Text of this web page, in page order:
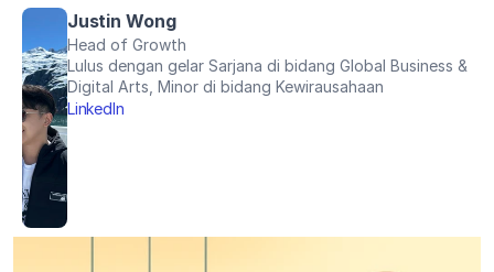
Justin Wong
Head of Growth
Lulus dengan gelar Sarjana di bidang Global Business &
Digital Arts, Minor di bidang Kewirausahaan
LinkedIn